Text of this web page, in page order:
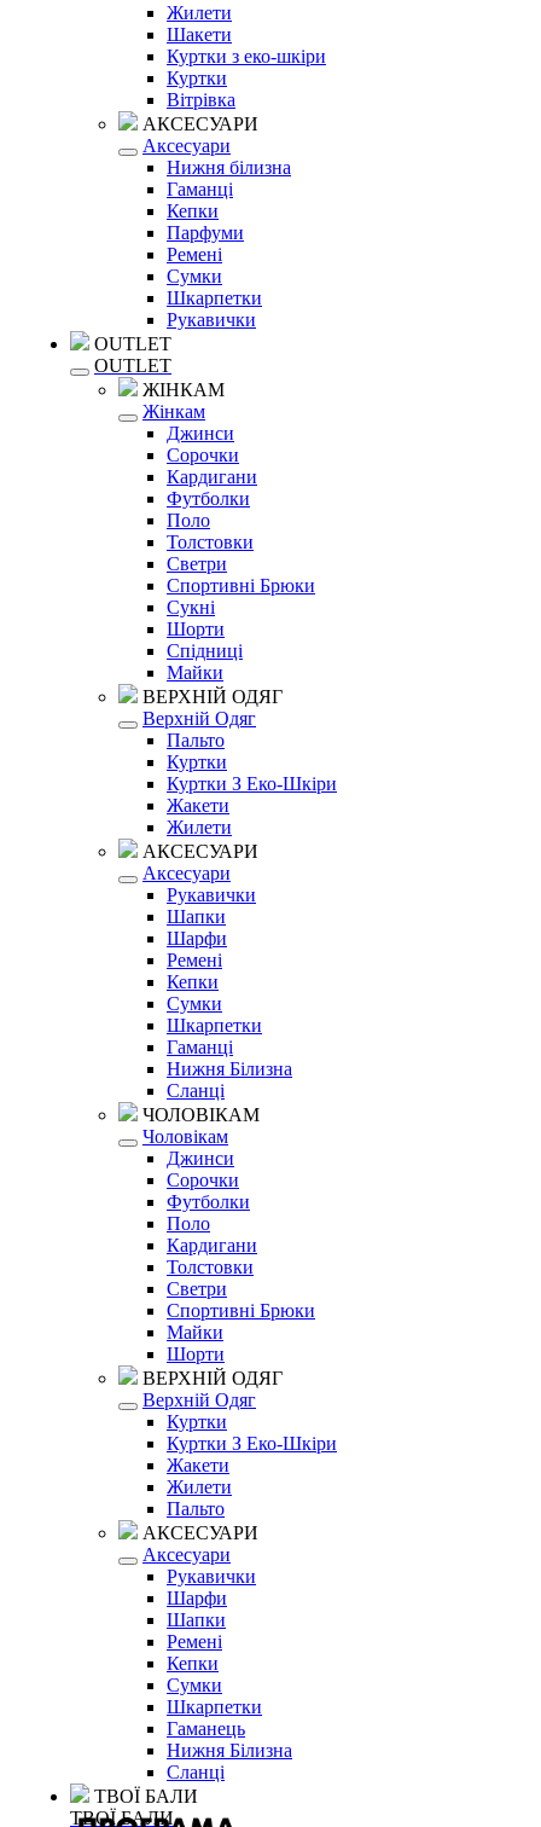
Жилети
Шакети
Куртки з еко-шкіри
Куртки
Вітрівка
АКСЕСУАРИ
Аксесуари
Нижня білизна
Гаманці
Кепки
Парфуми
Ремені
Сумки
Шкарпетки
Рукавички
OUTLET
OUTLET
ЖІНКАМ
Жінкам
Джинси
Сорочки
Кардигани
Футболки
Поло
Толстовки
Светри
Спортивні Брюки
Сукні
Шорти
Спідниці
Майки
ВЕРХНІЙ ОДЯГ
Верхній Одяг
Пальто
Куртки
Куртки З Еко-Шкіри
Жакети
Жилети
АКСЕСУАРИ
Аксесуари
Рукавички
Шапки
Шарфи
Ремені
Кепки
Сумки
Шкарпетки
Гаманці
Нижня Білизна
Сланці
ЧОЛОВІКАМ
Чоловікам
Джинси
Сорочки
Футболки
Поло
Кардигани
Толстовки
Светри
Спортивні Брюки
Майки
Шорти
ВЕРХНІЙ ОДЯГ
Верхній Одяг
Куртки
Куртки З Еко-Шкіри
Жакети
Жилети
Пальто
АКСЕСУАРИ
Аксесуари
Рукавички
Шарфи
Шапки
Ремені
Кепки
Сумки
Шкарпетки
Гаманець
Нижня Білизна
Сланці
ТВОЇ БАЛИ
ТВОЇ БАЛИ